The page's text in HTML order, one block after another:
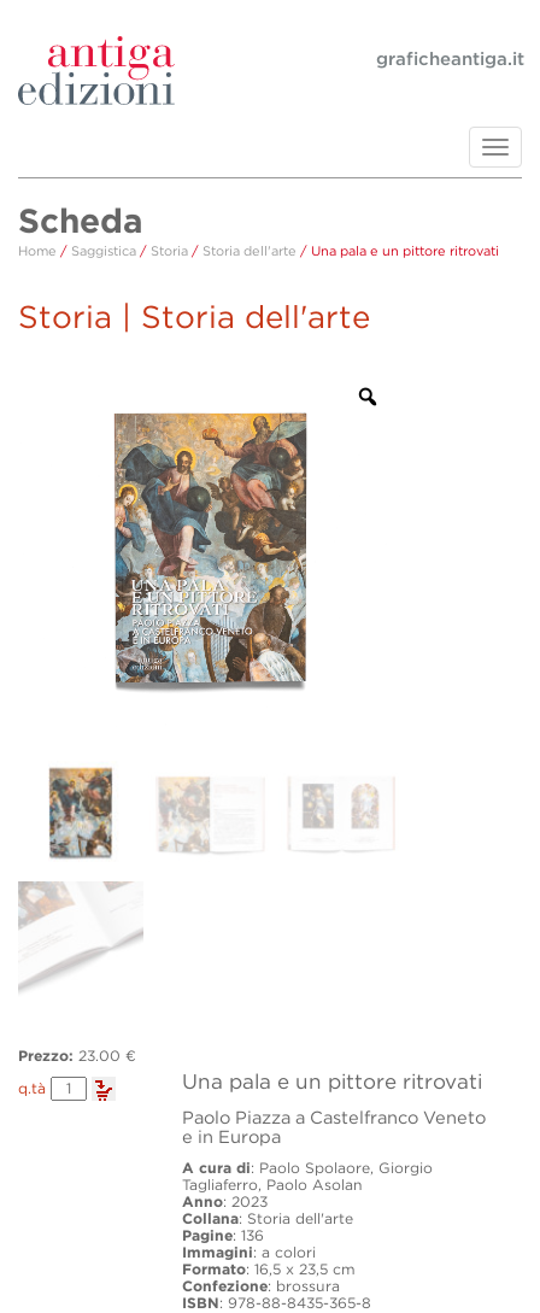
graficheantiga.it
Scheda
Home / Saggistica / Storia / Storia dell'arte / Una pala e un pittore ritrovati
Storia | Storia dell'arte
Una pala e un pittore ritrovati
Paolo Piazza a Castelfranco Veneto
e in Europa
A cura di: Paolo Spolaore, Giorgio
Tagliaferro, Paolo Asolan
Anno: 2023
Collana: Storia dell'arte
Pagine: 136
Immagini: a colori
Formato: 16,5 x 23,5 cm
Confezione: brossura
ISBN: 978-88-8435-365-8
Prezzo: 23.00 €
q.tà
Una
pala